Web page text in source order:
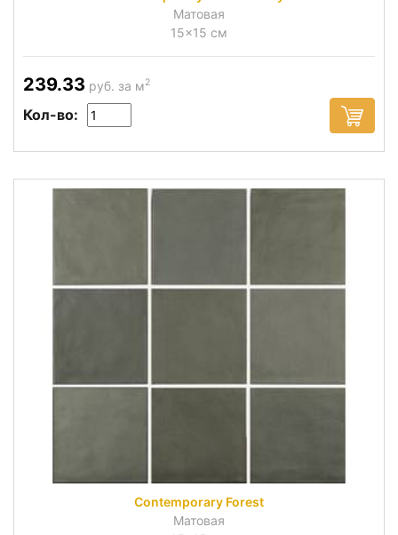
Матовая
15x15 см
239.33 руб. за м2
Кол-во:
Contemporary Forest
Матовая